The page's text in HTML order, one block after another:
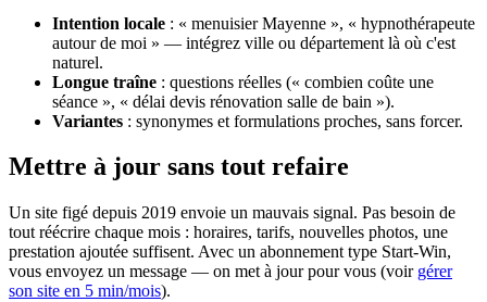
Intention locale : « menuisier Mayenne », « hypnothérapeute
autour de moi » — intégrez ville ou département là où c'est
naturel.
Longue traîne : questions réelles (« combien coûte une
séance », « délai devis rénovation salle de bain »).
Variantes : synonymes et formulations proches, sans forcer.
Mettre à jour sans tout refaire
Un site figé depuis 2019 envoie un mauvais signal. Pas besoin de
tout réécrire chaque mois : horaires, tarifs, nouvelles photos, une
prestation ajoutée suffisent. Avec un abonnement type Start-Win,
vous envoyez un message — on met à jour pour vous (voir gérer
son site en 5 min/mois).